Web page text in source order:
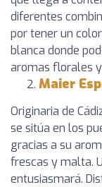
diferentes
por tener un
blanca donde
aromas florales
Maier
Originaria de
se sitúa en los
gracias a su
frescas y malta.
entusiasmará.